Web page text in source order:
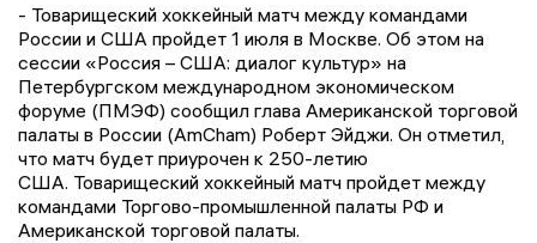
- Товарищеский хоккейный матч между командами
России и США пройдет 1 июля в Москве. Об этом на
сессии «Россия – США: диалог культур» на
Петербургском международном экономическом
форуме (ПМЭФ) сообщил глава Американской торговой
палаты в России (AmCham) Роберт Эйджи. Он отметил,
что матч будет приурочен к 250-летию
США. Товарищеский хоккейный матч пройдет между
командами Торгово-промышленной палаты РФ и
Американской торговой палаты.